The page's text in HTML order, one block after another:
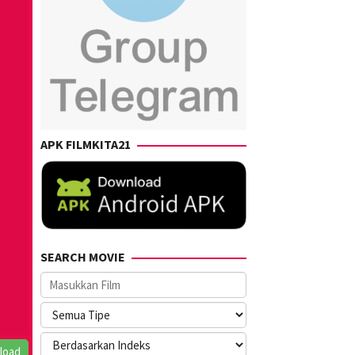
APK FILMKITA21
SEARCH MOVIE